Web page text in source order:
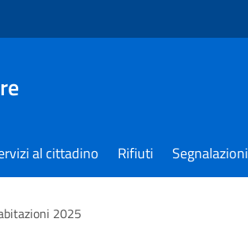
al cittadino Rifiuti Segnalazioni
2025